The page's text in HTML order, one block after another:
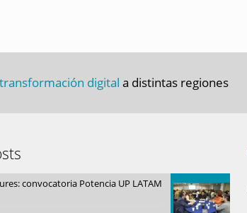
transformación digital a distintas regiones
convocatoria Potencia UP LATAM